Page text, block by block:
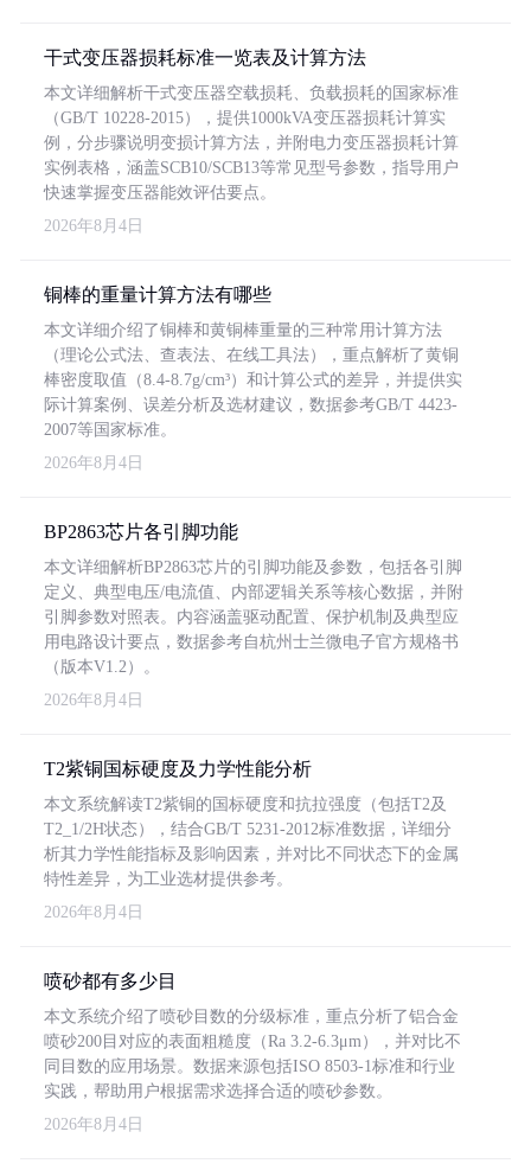
干式变压器损耗标准一览表及计算方法
本文详细解析干式变压器空载损耗、负载损耗的国家标准
（GB/T 10228-2015），提供1000kVA变压器损耗计算实
例，分步骤说明变损计算方法，并附电力变压器损耗计算
实例表格，涵盖SCB10/SCB13等常见型号参数，指导用户
快速掌握变压器能效评估要点。
2026年8月4日
铜棒的重量计算方法有哪些
本文详细介绍了铜棒和黄铜棒重量的三种常用计算方法
（理论公式法、查表法、在线工具法），重点解析了黄铜
棒密度取值（8.4-8.7g/cm³）和计算公式的差异，并提供实
际计算案例、误差分析及选材建议，数据参考GB/T 4423-
2007等国家标准。
2026年8月4日
BP2863芯片各引脚功能
本文详细解析BP2863芯片的引脚功能及参数，包括各引脚
定义、典型电压/电流值、内部逻辑关系等核心数据，并附
引脚参数对照表。内容涵盖驱动配置、保护机制及典型应
用电路设计要点，数据参考自杭州士兰微电子官方规格书
（版本V1.2）。
2026年8月4日
T2紫铜国标硬度及力学性能分析
本文系统解读T2紫铜的国标硬度和抗拉强度（包括T2及
T2_1/2H状态），结合GB/T 5231-2012标准数据，详细分
析其力学性能指标及影响因素，并对比不同状态下的金属
特性差异，为工业选材提供参考。
2026年8月4日
喷砂都有多少目
本文系统介绍了喷砂目数的分级标准，重点分析了铝合金
喷砂200目对应的表面粗糙度（Ra 3.2-6.3μm），并对比不
同目数的应用场景。数据来源包括ISO 8503-1标准和行业
实践，帮助用户根据需求选择合适的喷砂参数。
2026年8月4日